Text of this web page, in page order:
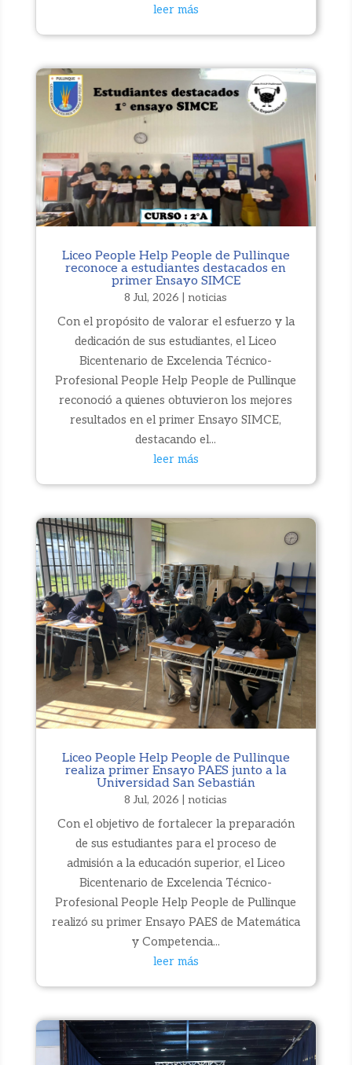
leer más
Liceo People Help People de Pullinque
reconoce a estudiantes destacados en
primer Ensayo SIMCE
8 Jul, 2026 |noticias
Con el propósito de valorar el esfuerzo y la
dedicación de sus estudiantes, el Liceo
Bicentenario de Excelencia Técnico-
Profesional People Help People de Pullinque
reconoció a quienes obtuvieron los mejores
resultados en el primer Ensayo SIMCE,
destacando el...
leer más
Liceo People Help People de Pullinque
realiza primer Ensayo PAES junto a la
Universidad San Sebastián
8 Jul, 2026 |noticias
Con el objetivo de fortalecer la preparación
de sus estudiantes para el proceso de
admisión a la educación superior, el Liceo
Bicentenario de Excelencia Técnico-
Profesional People Help People de Pullinque
realizó su primer Ensayo PAES de Matemática
y Competencia...
leer más